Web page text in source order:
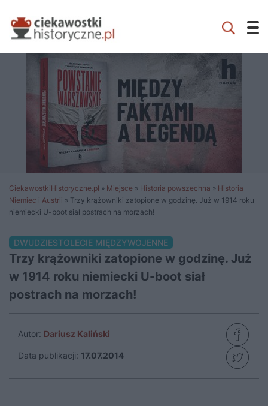
CiekawostkiHistoryczne.pl » Miejsce » Historia powszechna » Historia
Niemiec i Austrii » Trzy krążowniki zatopione w godzinę. Już w 1914 roku
niemiecki U-boot siał postrach na morzach!
DWUDZIESTOLECIE MIĘDZYWOJENNE
Trzy krążowniki zatopione w godzinę. Już
w 1914 roku niemiecki U-boot siał
postrach na morzach!
Autor: Dariusz Kaliński
Data publikacji: 17.07.2014